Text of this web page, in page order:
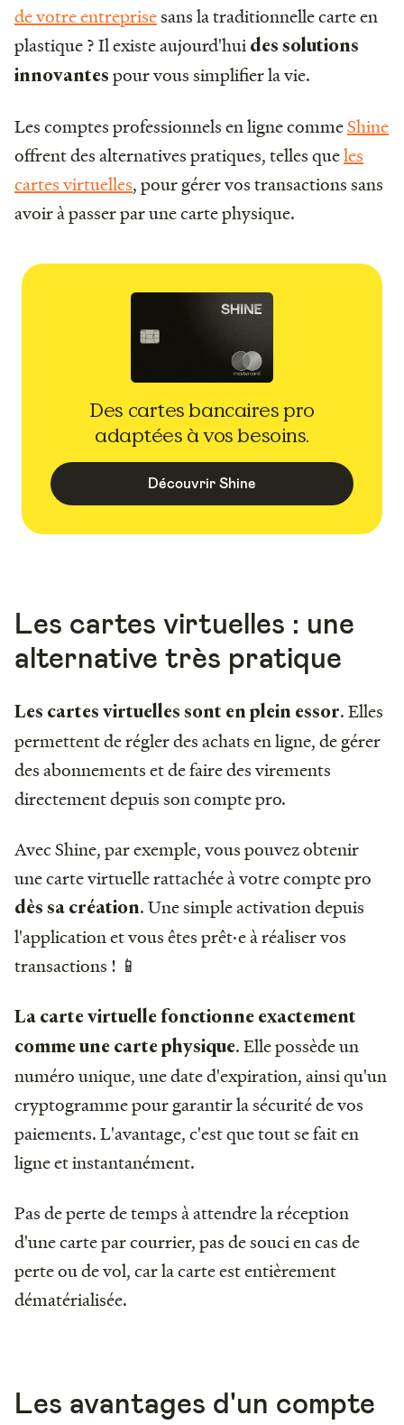
de votre entreprisesans la traditionnelle carte en
plastique ? Il existe aujourd'hui des solutions
innovantes pour vous simplifier la vie.
Les comptes professionnels en ligne commeShine
offrent des alternatives pratiques, telles queles
cartes virtuelles, pour gérer vos transactions sans
avoir à passer par une carte physique.
Des cartes bancaires pro
adaptées à vos besoins.
Découvrir Shine
Les cartes virtuelles : une
alternative très pratique
Les cartes virtuelles sont en plein essor. Elles
permettent de régler des achats en ligne, de gérer
des abonnements et de faire des virements
directement depuis son compte pro.
Avec Shine, par exemple, vous pouvez obtenir
une carte virtuelle rattachée à votre compte pro
dès sa création. Une simple activation depuis
l'application et vous êtes prêt·e à réaliser vos
transactions ! 📱
La carte virtuelle fonctionne exactement
comme une carte physique. Elle possède un
numéro unique, une date d'expiration, ainsi qu'un
cryptogramme pour garantir la sécurité de vos
paiements. L'avantage, c'est que tout se fait en
ligne et instantanément.
Pas de perte de temps à attendre la réception
d'une carte par courrier, pas de souci en cas de
perte ou de vol, car la carte est entièrement
dématérialisée.
Les avantages d'un compte